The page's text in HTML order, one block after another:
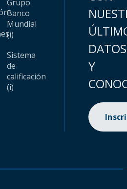
Grupo
Banco
Mundial
(i)
Sistema
de
calificación
(i)
DATOS
Y